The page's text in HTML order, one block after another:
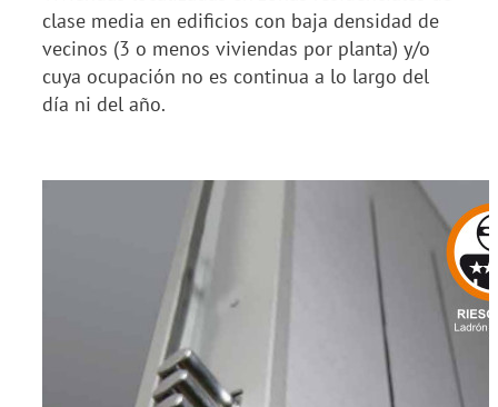
clase media en edificios con baja densidad de
vecinos (3 o menos viviendas por planta) y/o
cuya ocupación no es continua a lo largo del
día ni del año.